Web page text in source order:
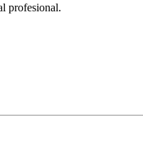
profesional.